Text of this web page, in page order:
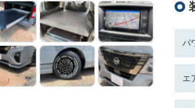
パ
エ